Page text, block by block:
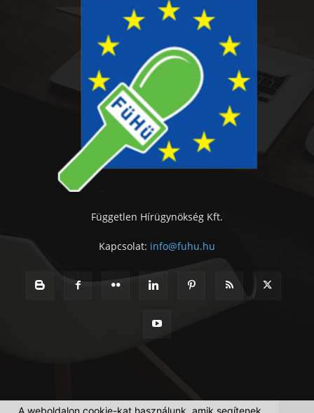
Független Hírügynökség Kft.
Kapcsolat: info@fuhu.hu
A weboldalon cookie-kat használunk, amik segítenek